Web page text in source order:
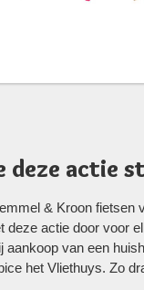
deze actie
& Kroon fietsen
deze actie door voor
aankoop van een
het Vliethuys. Zo